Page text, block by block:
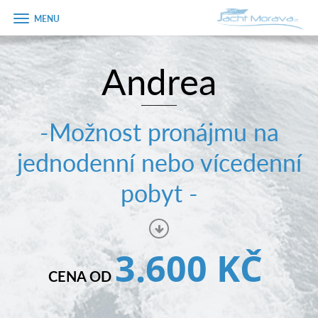
Úvodní strana
Pronájem a ceník
Plán plavby
Tipy na výlet
PRODEJ LODÍ
Zobrazit
menu
Andrea
-Možnost pronájmu na
jednodenní nebo vícedenní
pobyt -
CENA OD3.600 KČ